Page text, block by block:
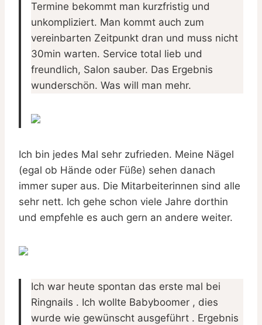
Termine bekommt man kurzfristig und
unkompliziert. Man kommt auch zum
vereinbarten Zeitpunkt dran und muss nicht
30min warten. Service total lieb und
freundlich, Salon sauber. Das Ergebnis
wunderschön. Was will man mehr.
Ich bin jedes Mal sehr zufrieden. Meine Nägel
(egal ob Hände oder Füße) sehen danach
immer super aus. Die Mitarbeiterinnen sind alle
sehr nett. Ich gehe schon viele Jahre dorthin
und empfehle es auch gern an andere weiter.
Ich war heute spontan das erste mal bei
Ringnails . Ich wollte Babyboomer , dies
wurde wie gewünscht ausgeführt . Ergebnis